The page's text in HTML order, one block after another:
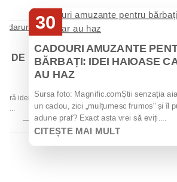
DE
idei
la...
30
CADOURI AMUZANTE
BĂRBAȚI: IDEI HAIOASE
AU HAZ
Sursa foto: Magnific.comȘtii senzația
un cadou, zici „mulțumesc frumos" și îl
adune praf? Exact asta vrei să eviți....
CITEȘTE MAI MULT